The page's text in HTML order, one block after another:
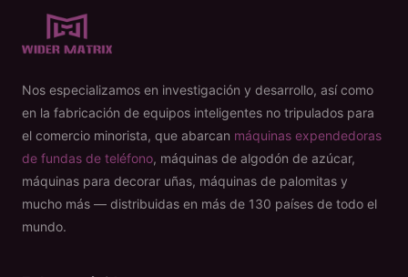
Nos especializamos en investigación y desarrollo, así como
en la fabricación de equipos inteligentes no tripulados para
el comercio minorista, que abarcan máquinas expendedoras
de fundas de teléfono, máquinas de algodón de azúcar,
máquinas para decorar uñas, máquinas de palomitas y
mucho más — distribuidas en más de 130 países de todo el
mundo.